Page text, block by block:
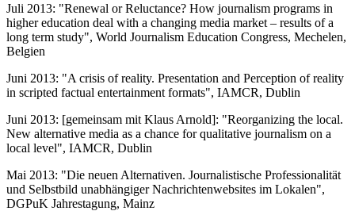
Juli 2013: "Renewal or Reluctance? How journalism programs in
higher education deal with a changing media market – results of a
long term study", World Journalism Education Congress, Mechelen,
Belgien
Juni 2013: "A crisis of reality. Presentation and Perception of reality
in scripted factual entertainment formats", IAMCR, Dublin
Juni 2013: [gemeinsam mit Klaus Arnold]: "Reorganizing the local.
New alternative media as a chance for qualitative journalism on a
local level", IAMCR, Dublin
Mai 2013: "Die neuen Alternativen. Journalistische Professionalität
und Selbstbild unabhängiger Nachrichtenwebsites im Lokalen",
DGPuK Jahrestagung, Mainz